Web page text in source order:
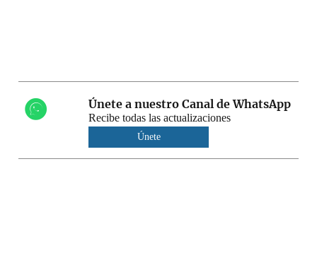
Únete a nuestro Canal de WhatsApp
Recibe todas las actualizaciones
Únete